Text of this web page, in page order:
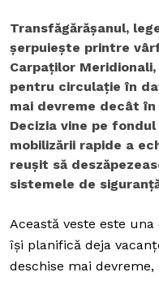
Transfăgărășanul,
șerpuiește printre
Carpaților
pentru circulație în
mai devreme decât
Decizia vine pe
mobilizării rapide a
reușit să
sistemele de
Această veste este
își planifică deja
deschise mai